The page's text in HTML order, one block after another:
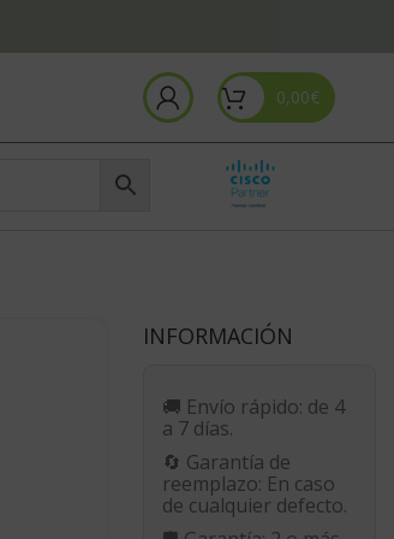
0,00€
INFORMACIÓN
🚚 Envío rápido: de 4
a 7 días.
🔄 Garantía de
reemplazo: En caso
de cualquier defecto.